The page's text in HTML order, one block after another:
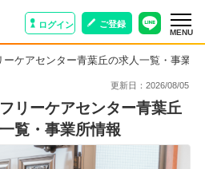
ログイン ご登録
MENU
ケアセンター青葉丘の求人一覧・事業所
更新日： 2026/08/05
リーケアセンター青葉丘
覧・事業所情報